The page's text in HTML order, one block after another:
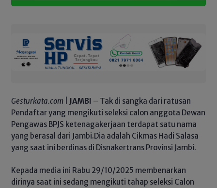
Gesturkata.com JAMBI – Tak di sangka dari ratusan
Pendaftar yang mengikuti seleksi calon anggota Dewan
Pengawas BPJS ketenagakerjaan terdapat satu nama
yang berasal dari Jambi.Dia adalah Cikmas Hadi Salasa
yang saat ini berdinas di Disnakertrans Provinsi Jambi.
Kepada media ini Rabu 29/10/2025 membenarkan
dirinya saat ini sedang mengikuti tahap seleksi Calon